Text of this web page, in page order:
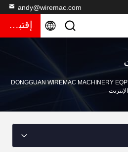
andy@wiremac.com
إقتباس
DONGGUAN WIREMAC MACHINERY